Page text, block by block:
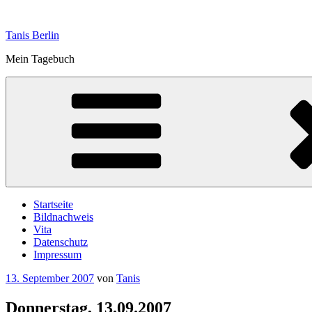
springen
Tanis Berlin
Mein Tagebuch
Startseite
Bildnachweis
Vita
Datenschutz
Impressum
Veröffentlicht
13. September 2007 von Tanis
Donnerstag, 13.09.2007